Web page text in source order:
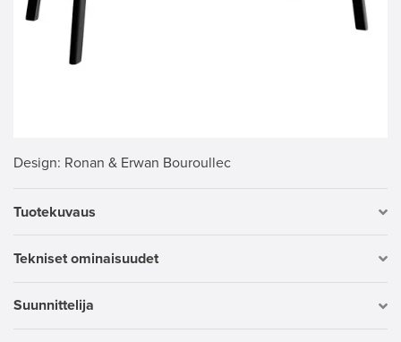
Design: Ronan & Erwan Bouroullec
Tuotekuvaus
Tekniset ominaisuudet
Suunnittelija